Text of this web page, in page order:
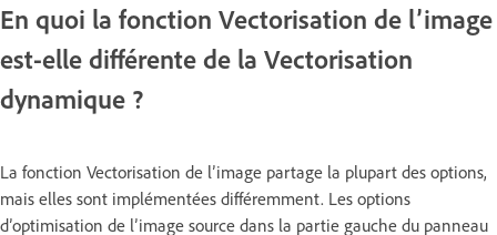
En quoi la fonction Vectorisation de l’image
est-elle différente de la Vectorisation
dynamique ?
La fonction Vectorisation de l’image partage la plupart des options,
mais elles sont implémentées différemment. Les options
d’optimisation de l’image source dans la partie gauche du panneau